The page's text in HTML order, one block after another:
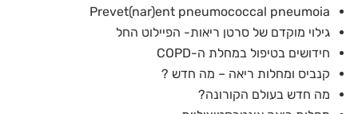
Prevet(nar)ent pneumococcal pneumoia
גילוי מוקדם של סרטן ריאות- הפיילוט החל
חידושים בטיפול במחלת ה-COPD
קנביס ומחלות ריאה – מה חדש ?
מה חדש בעולם הקורונה?